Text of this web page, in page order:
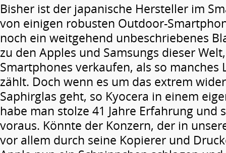
Bisher ist der japanische Hersteller im
von einigen robusten Outdoor-
noch ein weitgehend unbeschriebenes
zu den Apples und Samsungs dieser
Smartphones verkaufen, als so manches
zählt. Doch wenn es um das extrem
Saphirglas geht, so Kyocera in einem
habe man stolze 41 Jahre Erfahrung und
voraus. Könnte der Konzern, der in
vor allem durch seine Kopierer und